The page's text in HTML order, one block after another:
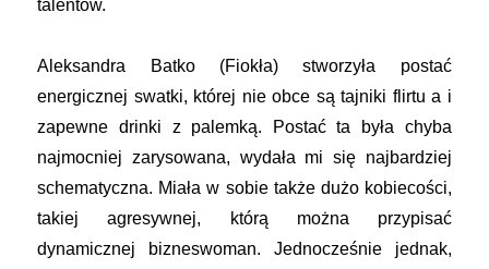
talentów.
Aleksandra Batko (Fiokła) stworzyła postać
energicznej swatki, której nie obce są tajniki flirtu a i
zapewne drinki z palemką. Postać ta była chyba
najmocniej zarysowana, wydała mi się najbardziej
schematyczna. Miała w sobie także dużo kobiecości,
takiej agresywnej, którą można przypisać
dynamicznej bizneswoman. Jednocześnie jednak,